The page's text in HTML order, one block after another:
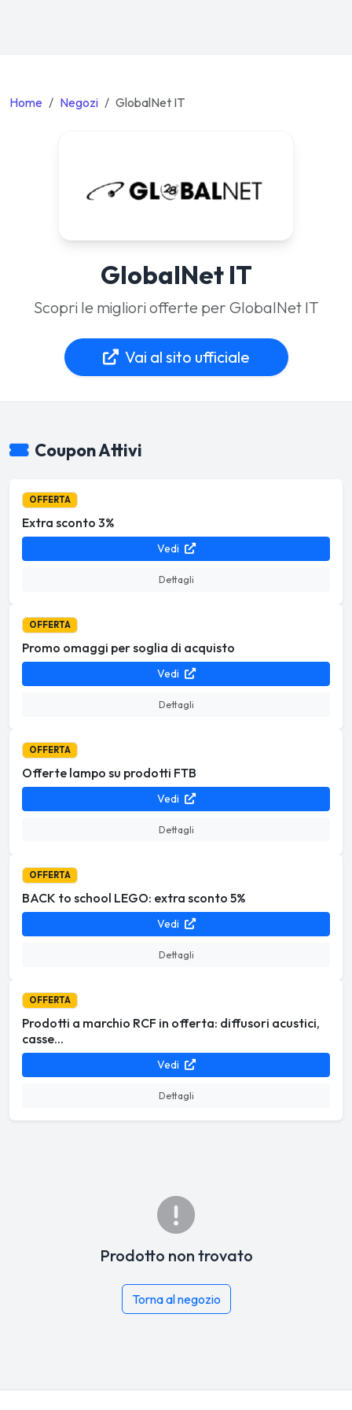
Home Negozi GlobalNet IT
GlobalNet IT
Scopri le migliori offerte per GlobalNet IT
Vai al sito ufficiale
Coupon Attivi
OFFERTA
Extra sconto 3%
Vedi
Dettagli
OFFERTA
Promo omaggi per soglia di acquisto
Vedi
Dettagli
OFFERTA
Offerte lampo su prodotti FTB
Vedi
Dettagli
OFFERTA
BACK to school LEGO: extra sconto 5%
Vedi
Dettagli
OFFERTA
Prodotti a marchio RCF in offerta: diffusori acustici,
casse...
Vedi
Dettagli
Prodotto non trovato
Torna al negozio